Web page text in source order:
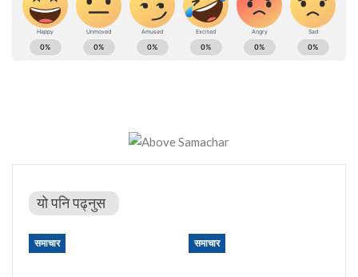
यो पनि पढ्नुस
समाचार समाचार